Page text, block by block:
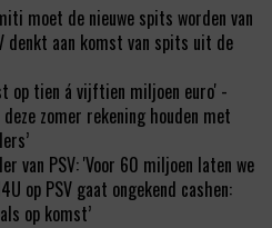
moet de nieuwe spits worden van
denkt aan komst van spits uit de
op tien á vijftien miljoen euro' -
deze zomer rekening houden met
van PSV: 'Voor 60 miljoen laten we
op PSV gaat ongekend cashen:
op komst’